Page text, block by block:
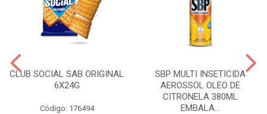
CLUB SOCIAL SAB ORIGINAL
6X24G
Código: 176494
SBP MULTI INSETICIDA
AEROSSOL OLEO DE
CITRONELA 380ML
EMBALA...